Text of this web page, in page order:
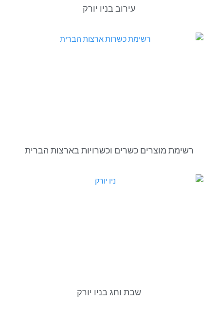
עירוב בניו יורק
רשימת מוצרים כשרים וכשרויות בארצות הברית
שבת וחג בניו יורק